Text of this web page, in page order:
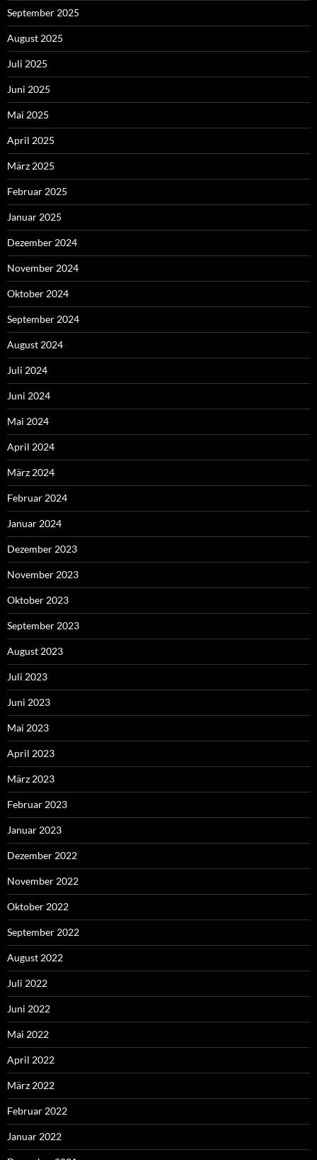
September 2025
August 2025
Juli 2025
Juni 2025
Mai 2025
April 2025
März 2025
Februar 2025
Januar 2025
Dezember 2024
November 2024
Oktober 2024
September 2024
August 2024
Juli 2024
Juni 2024
Mai 2024
April 2024
März 2024
Februar 2024
Januar 2024
Dezember 2023
November 2023
Oktober 2023
September 2023
August 2023
Juli 2023
Juni 2023
Mai 2023
April 2023
März 2023
Februar 2023
Januar 2023
Dezember 2022
November 2022
Oktober 2022
September 2022
August 2022
Juli 2022
Juni 2022
Mai 2022
April 2022
März 2022
Februar 2022
Januar 2022